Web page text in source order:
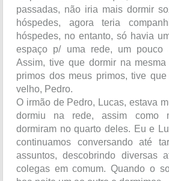
passadas, não iria mais dormir
hóspedes, agora teria
hóspedes, no entanto, só havia
espaço p/ uma rede, um pouco
Assim, tive que dormir na
primos dos meus primos, tive
velho, Pedro.
O irmão de Pedro, Lucas, estava
dormiu na rede, assim como
dormiram no quarto deles. Eu e
continuamos conversando até
assuntos, descobrindo diversas
colegas em comum. Quando o